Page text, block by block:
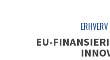
EU-